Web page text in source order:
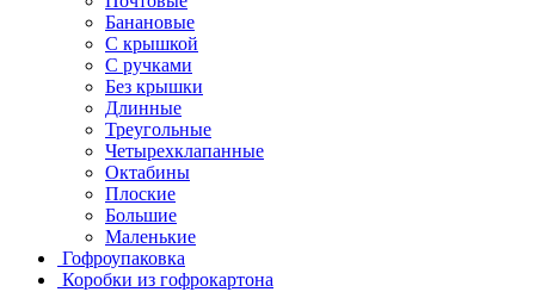
Банановые
С крышкой
С ручками
Без крышки
Длинные
Треугольные
Четырехклапанные
Октабины
Плоские
Большие
Маленькие
Гофроупаковка
Коробки из гофрокартона